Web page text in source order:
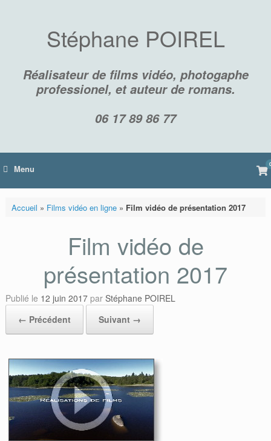
Stéphane POIREL
Réalisateur de films vidéo, photogaphe
professionel, et auteur de romans.
06 17 89 86 77
Menu 0
Accueil » Films vidéo en ligne» Film vidéo de présentation 2017
Film vidéo de
présentation 2017
Publié le 12 juin 2017 par Stéphane POIREL
← Précédent
Suivant →